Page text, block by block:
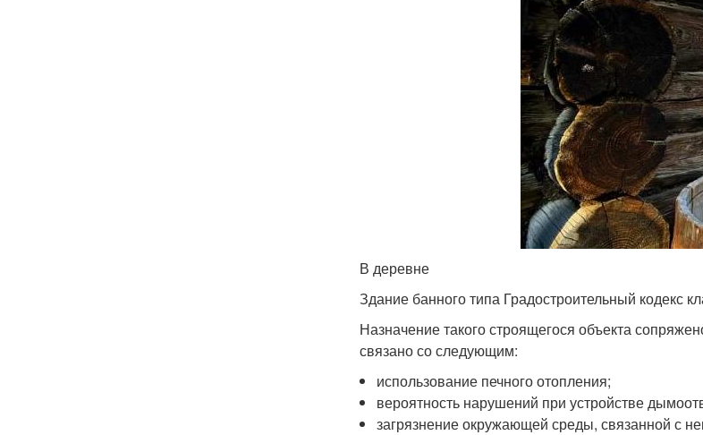
В деревне
Здание банного типа Градостроительный кодекс
Назначение такого строящегося объекта
связано со следующим:
использование печного отопления;
вероятность нарушений при устройстве
загрязнение окружающей среды, связанной с